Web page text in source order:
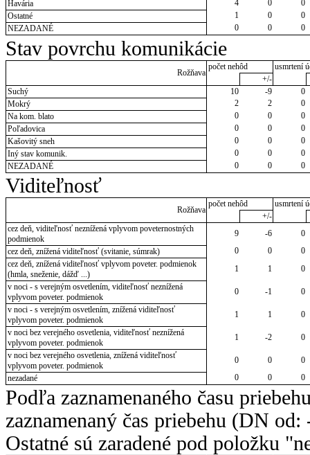
Havária 4 0
0
Ostatné
1 0
0
NEZADANÉ
0 0 0
Stav povrchu komunikácie
Rožňava
počet nehôd
usmrtení
+/-
Suchý
10 -9
0
Mokrý
2 2
0
Na kom. blato
0 0
0
Poľadovica
0 0
0
Kašovitý sneh
0 0
0
Iný stav komunik.
0 0
0
NEZADANÉ
0 0 0
Viditeľnosť
Rožňava
počet nehôd
usmrtení
+/-
cez deň, viditeľnosť neznížená vplyvom poveternostných
podmienok
9 -6
0
cez deň, znížená viditeľnosť (svitanie, súmrak)
0 0
0
cez deň, znížená viditeľnosť vplyvom poveter. podmienok
(hmla, sneženie, dážď ...)
1 1
0
v noci - s verejným osvetlením, viditeľnosť neznížená
vplyvom poveter. podmienok
0 -1
0
v noci - s verejným osvetlením, znížená viditeľnosť
vplyvom poveter. podmienok
1 1
0
v noci bez verejného osvetlenia, viditeľnosť neznížená
vplyvom poveter. podmienok
1 -2
0
v noci bez verejného osvetlenia, znížená viditeľnosť
vplyvom poveter. podmienok
0 0
0
nezadané
0 0 0
Podľa zaznamenaného času
zaznamenaný čas priebehu (DN
Ostatné sú zaradené pod položku